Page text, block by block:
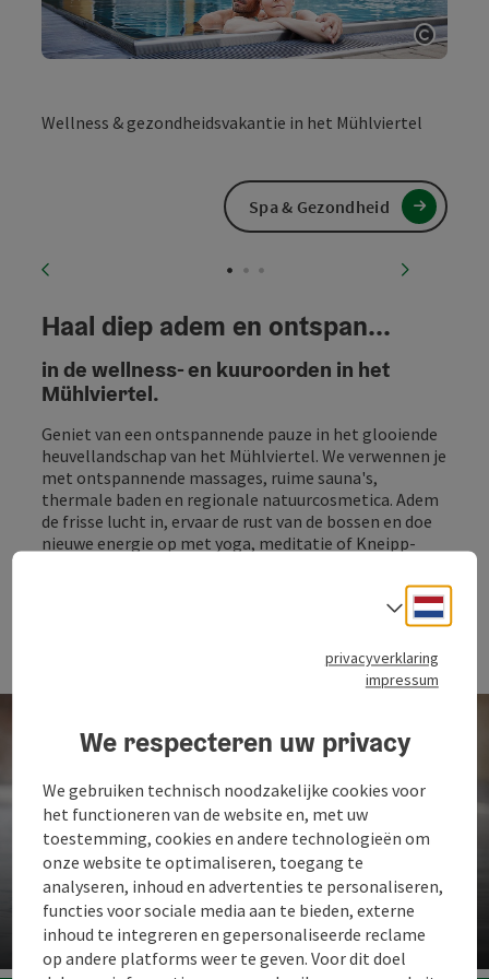
Start
Wellness & gezondheidsvakantie in het Mühlviertel
Spa & Gezondheid
vorheriges Element
Haal diep adem en ontspan...
in de wellness- en kuuroorden in het
Mühlviertel.
Geniet van een ontspannende pauze in het glooiende
heuvellandschap van het Mühlviertel. We verwennen je
met ontspannende massages, ruime sauna's,
thermale baden en regionale natuurcosmetica. Adem
de frisse lucht in, ervaar de rust van de bossen en doe
nieuwe energie op met yoga, meditatie of Kneipp-
een breed wellnessaanbod en warme gastvrijheid
maakt van je verblijf iets bijzonders. Of het nu voor
een lang weekend is of voor een langere ontspannen
vakantie - hier komen lichaam en geest in harmonie.
Dag Spa
in het Mühlviertel
privacyverklaring
impressum
We respecteren uw privacy
We gebruiken technisch noodzakelijke cookies voor
het functioneren van de website en, met uw
toestemming, cookies en andere technologieën om
onze website te optimaliseren, toegang te
analyseren, inhoud en advertenties te personaliseren,
functies voor sociale media aan te bieden, externe
inhoud te integreren en gepersonaliseerde reclame
op andere platforms weer te geven. Voor dit doel